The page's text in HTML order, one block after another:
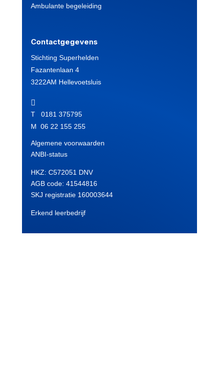
Ambulante begeleiding
Contactgegevens
Stichting Superhelden
Fazantenlaan 4
3222AM Hellevoetsluis

T 0181 375795
M 06 22 155 255
Algemene voorwaarden
ANBI-status
HKZ: C572051 DNV
AGB code: 41544816
SKJ registratie 160003644
Erkend leerbedrijf